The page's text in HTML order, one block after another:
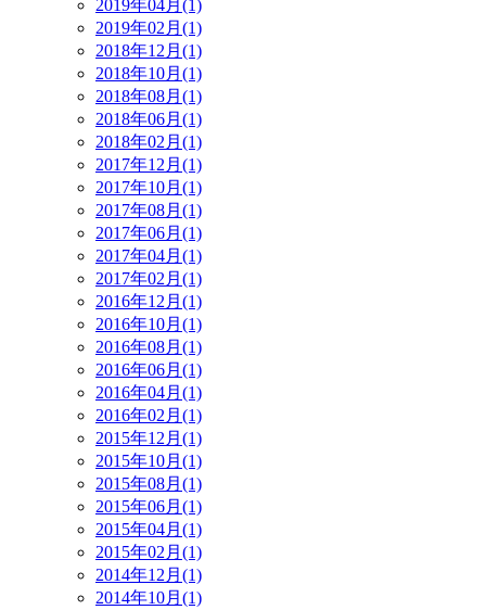
2019年04月(1)
2019年02月(1)
2018年12月(1)
2018年10月(1)
2018年08月(1)
2018年06月(1)
2018年02月(1)
2017年12月(1)
2017年10月(1)
2017年08月(1)
2017年06月(1)
2017年04月(1)
2017年02月(1)
2016年12月(1)
2016年10月(1)
2016年08月(1)
2016年06月(1)
2016年04月(1)
2016年02月(1)
2015年12月(1)
2015年10月(1)
2015年08月(1)
2015年06月(1)
2015年04月(1)
2015年02月(1)
2014年12月(1)
2014年10月(1)